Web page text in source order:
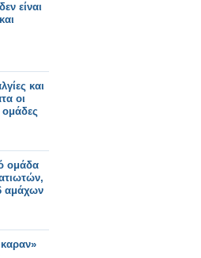
είναι
και
οι
ομάδες
ομάδα
αμάχων